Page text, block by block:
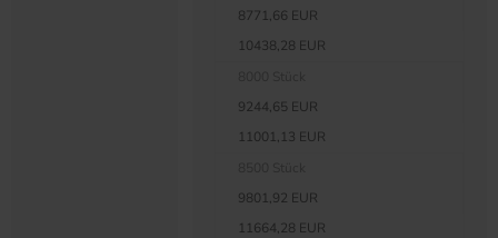
8771,66 EUR
10438,28 EUR
9244,65 EUR
11001,13 EUR
9801,92 EUR
11664,28 EUR